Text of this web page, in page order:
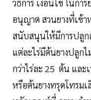
วิธีการ เงื่อนไข ในกา
อนุญาต สวนยางที่เข้า
สนับสนุนให้มีการปลูก
แต่ละไร่มีต้นยางปลูก
กว่าไร่ละ 25 ต้น และ
หรือต้นยางทรุดโทรม